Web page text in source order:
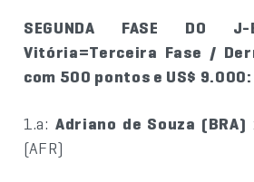
SEGUNDA FASE DO
Vitória=Terceira Fase /
com 500 pontos e US$ 9.000:
1.a:Adriano de Souza (BRA)
(AFR)